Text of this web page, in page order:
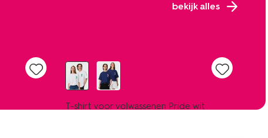
bekijk alles
T-shirt voor volwassenen Pride wit